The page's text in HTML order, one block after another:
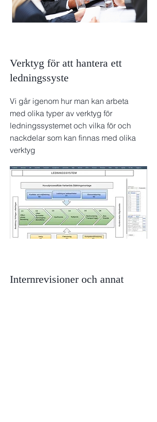
Verktyg för att hantera ett
ledningssyste
Vi går igenom hur man kan arbeta
med olika typer av verktyg för
ledningssystemet och vilka för och
nackdelar som kan finnas med olika
verktyg
Internrevisioner och annat